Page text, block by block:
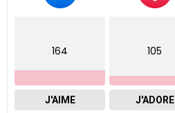
164
J'AIME
105
J'ADORE